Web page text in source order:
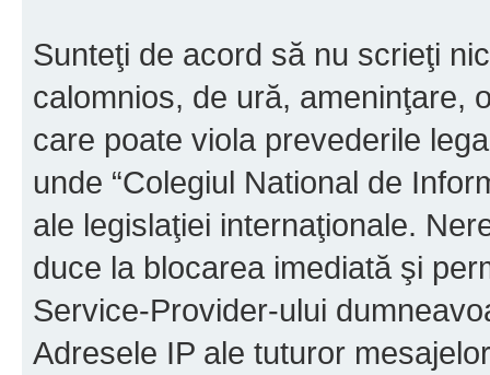
Sunteţi de acord să nu scrieţi
calomnios, de ură, ameninţare,
care poate viola prevederile
unde “Colegiul National de
ale legislaţiei internaţionale.
duce la blocarea imediată şi
Service-Provider-ului
Adresele IP ale tuturor